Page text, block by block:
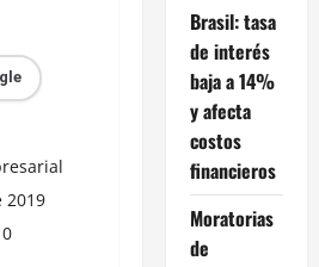
2019
0
Brasil: tasa
de interés
baja a 14%
y afecta
costos
financieros
Moratorias
de